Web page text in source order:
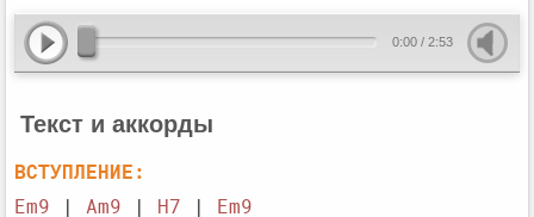
0:00 / 2:53
Текст и аккорды
ВСТУПЛЕНИЕ:
Em9 | Am9 | H7 | Em9